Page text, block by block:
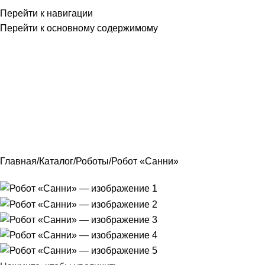
Перейти к навигации
Перейти к основному содержимому
Главная Каталог Роботы Робот «Санни»